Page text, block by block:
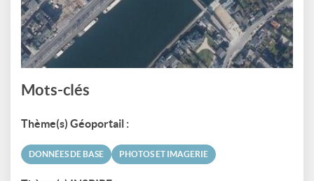
Mots-clés
Thème(s) Géoportail :
DONNÉES DE BASE PHOTOS ET IMAGERIE